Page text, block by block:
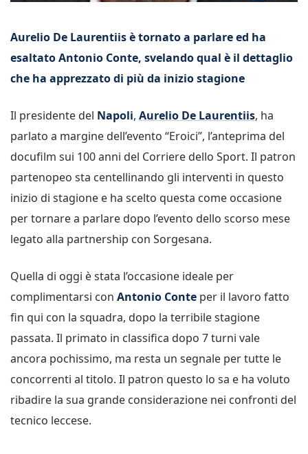
Aurelio De Laurentiis è tornato a parlare ed ha
esaltato Antonio Conte, svelando qual è il dettaglio
che ha apprezzato di più da inizio stagione
Il presidente del Napoli, Aurelio De Laurentiis, ha
parlato a margine dell’evento “Eroici”, l’anteprima del
docufilm sui 100 anni del Corriere dello Sport. Il patron
partenopeo sta centellinando gli interventi in questo
inizio di stagione e ha scelto questa come occasione
per tornare a parlare dopo l’evento dello scorso mese
legato alla partnership con Sorgesana.
Quella di oggi è stata l’occasione ideale per
complimentarsi con Antonio Conte per il lavoro fatto
fin qui con la squadra, dopo la terribile stagione
passata. Il primato in classifica dopo 7 turni vale
ancora pochissimo, ma resta un segnale per tutte le
concorrenti al titolo. Il patron questo lo sa e ha voluto
ribadire la sua grande considerazione nei confronti del
tecnico leccese.